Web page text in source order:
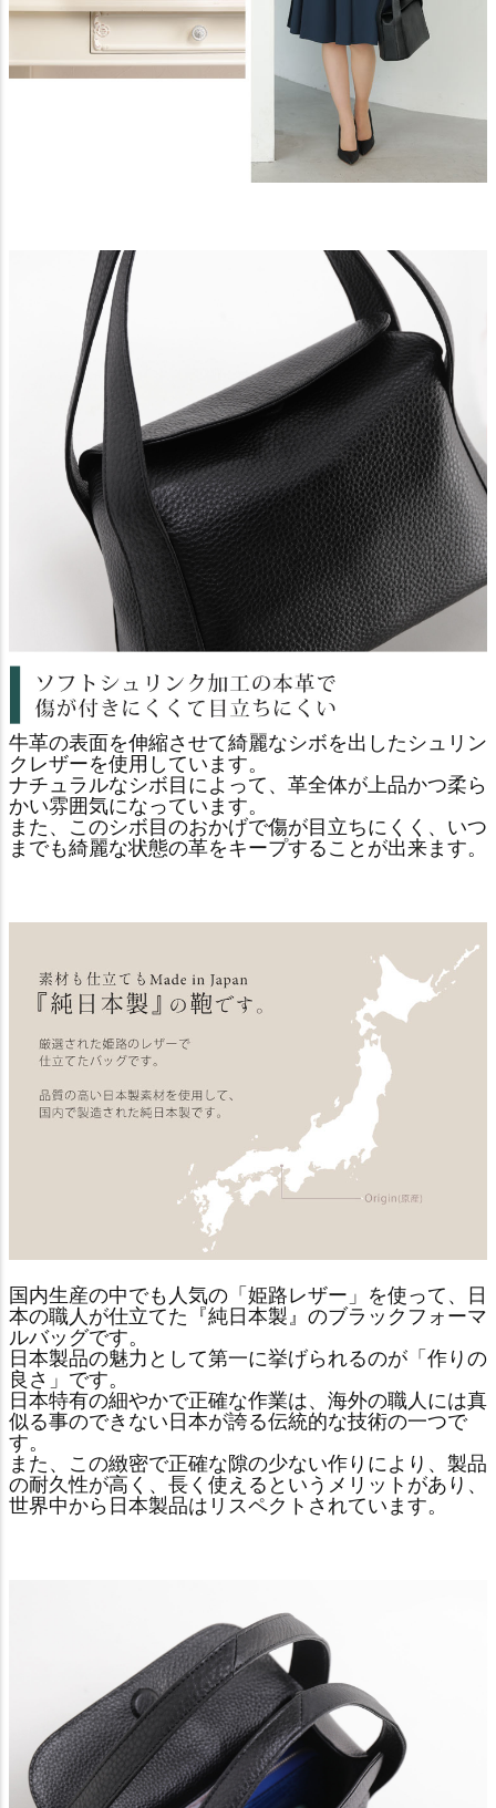
牛革の表面を伸縮させて綺麗なシボを出したシュリン
クレザーを使用しています。
ナチュラルなシボ目によって、革全体が上品かつ柔ら
かい雰囲気になっています。
また、このシボ目のおかげで傷が目立ちにくく、いつ
までも綺麗な状態の革をキープすることが出来ます。
国内生産の中でも人気の「姫路レザー」を使って、日
本の職人が仕立てた『純日本製』のブラックフォーマ
ルバッグです。
日本製品の魅力として第一に挙げられるのが「作りの
良さ」です。
日本特有の細やかで正確な作業は、海外の職人には真
似る事のできない日本が誇る伝統的な技術の一つで
す。
また、この緻密で正確な隙の少ない作りにより、製品
の耐久性が高く、長く使えるというメリットがあり、
世界中から日本製品はリスペクトされています。